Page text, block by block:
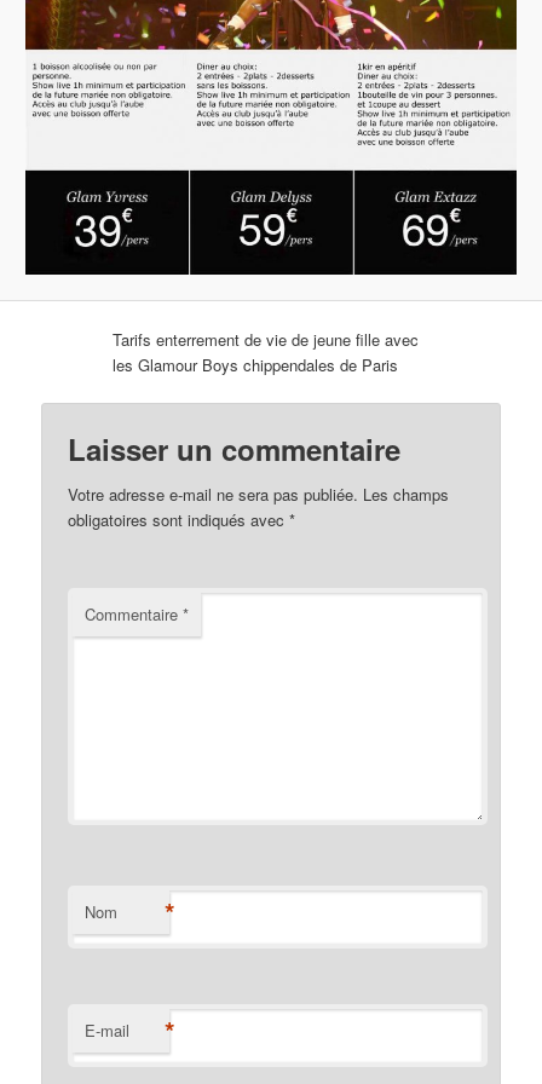
Tarifs enterrement de vie de jeune fille avec
les Glamour Boys chippendales de Paris
Laisser un commentaire
Votre adresse e-mail ne sera pas publiée. Les champs
obligatoires sont indiqués avec*
Commentaire*
Nom *
E-mail *